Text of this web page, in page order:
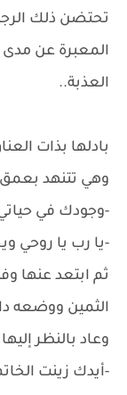
تحتضن ذلك
المعبرة عن
العذبة..
بادلها بذات
وهي تتنهد
-وجودك في
-يا رب يا روحي
ثم ابتعد عنها
الثمين ووضعه
وعاد بالنظر إليها
-أيدك زينت